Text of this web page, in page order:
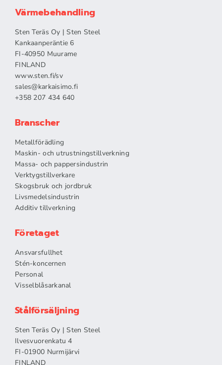
Värmebehandling
Sten Teräs Oy | Sten Steel
Kankaanperäntie 6
FI-40950 Muurame
FINLAND
www.sten.fi/sv
sales@karkaisimo.fi
+358 207 434 640
Branscher
Metallförädling
Maskin- och utrustningstillverkning
Massa- och pappersindustrin
Verktygstillverkare
Skogsbruk och jordbruk
Livsmedelsindustrin
Additiv tillverkning
Företaget
Ansvarsfullhet
Stén-koncernen
Personal
Visselblåsarkanal
Stålförsäljning
Sten Teräs Oy | Sten Steel
Ilvesvuorenkatu 4
FI-01900 Nurmijärvi
FINLAND